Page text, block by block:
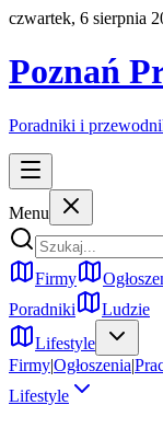
czwartek, 6 sierpnia
Poznań
Poradniki i
Menu
Firmy
Poradniki
Ludzie
Lifestyle
Firmy|Ogłoszenia|
Lifestyle